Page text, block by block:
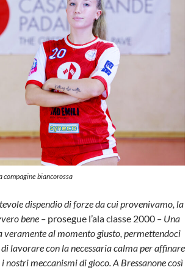
compagine biancorossa
dispendio di forze da cui provenivamo, la
bene – prosegue l’ala classe 2000 – Una
veramente al momento giusto, permettendoci
lavorare con la necessaria calma per affinare
nostri meccanismi di gioco. A Bressanone così